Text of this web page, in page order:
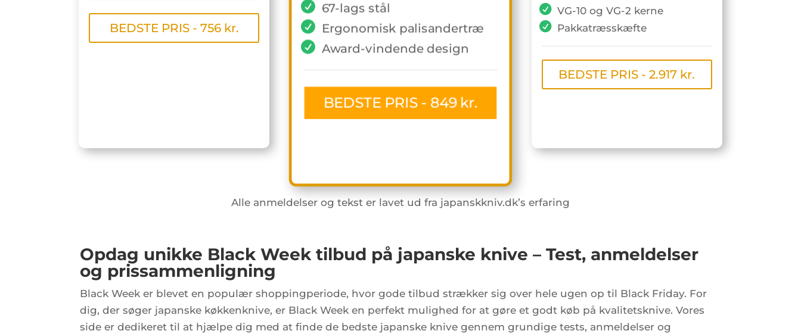
BEDSTE PRIS - 756 kr.
67-lags stål
Ergonomisk palisandertræ
Award-vindende design
BEDSTE PRIS - 849 kr.
VG-10 og VG-2 kerne
Pakkatræsskæfte
BEDSTE PRIS - 2.917 kr.
Alle anmeldelser og tekst er lavet ud fra japanskkniv.dk’s erfaring
Opdag unikke Black Week tilbud på japanske knive – Test, anmeldelser
og prissammenligning
Black Week er blevet en populær shoppingperiode, hvor gode tilbud strækker sig over hele ugen op til Black Friday. For
dig, der søger japanske køkkenknive, er Black Week en perfekt mulighed for at gøre et godt køb på kvalitetsknive. Vores
side er dedikeret til at hjælpe dig med at finde de bedste japanske knive gennem grundige tests, anmeldelser og